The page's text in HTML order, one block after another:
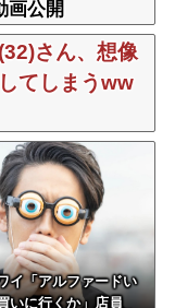
画公開
さん、想像
てしまうww
イ「アルファードい
いに行くか」店員